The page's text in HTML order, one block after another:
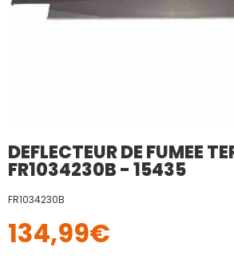
DEFLECTEUR DE FUMEE
FR1034230B - 15435
FR1034230B
134,99€